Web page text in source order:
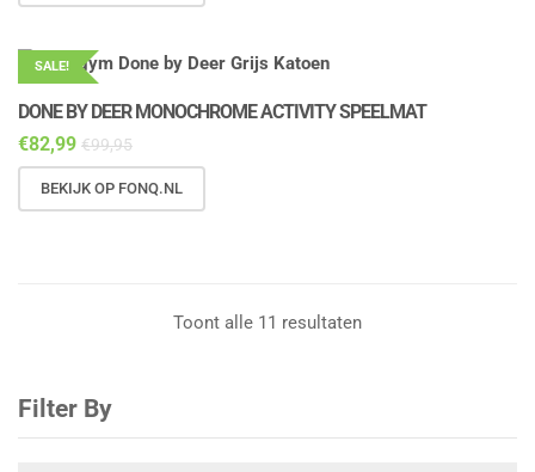
SALE!
DONE BY DEER MONOCHROME ACTIVITY SPEELMAT
€82,99 €99,95
BEKIJK OP FONQ.NL
Toont alle 11 resultaten
Filter By